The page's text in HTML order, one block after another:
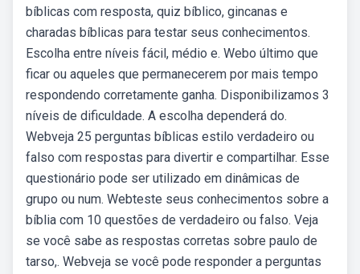
bíblicas com resposta, quiz bíblico, gincanas e
charadas bíblicas para testar seus conhecimentos.
Escolha entre níveis fácil, médio e. Webo último que
ficar ou aqueles que permanecerem por mais tempo
respondendo corretamente ganha. Disponibilizamos 3
níveis de dificuldade. A escolha dependerá do.
Webveja 25 perguntas bíblicas estilo verdadeiro ou
falso com respostas para divertir e compartilhar. Esse
questionário pode ser utilizado em dinâmicas de
grupo ou num. Webteste seus conhecimentos sobre a
bíblia com 10 questões de verdadeiro ou falso. Veja
se você sabe as respostas corretas sobre paulo de
tarso,. Webveja se você pode responder a perguntas